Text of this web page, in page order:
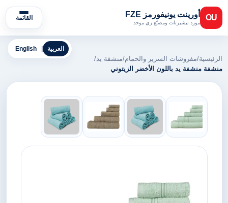
OU أورينت يونيفورمز FZE
مورد تيشيرتات ومصنّع زي موحد
القائمة
English العربية
الرئيسية/مفروشات السرير والحمام/منشفة يد/
منشفة منشفة يد باللون الأخضر الزيتوني